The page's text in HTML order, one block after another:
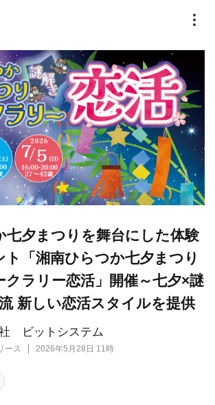
ビットシステム
ース 2026年5月28日 11時
七夕まつりを舞台にした体験
ト「湘南ひらつか七夕まつり
クラリー恋活」開催～七夕×謎
新しい恋活スタイルを提供